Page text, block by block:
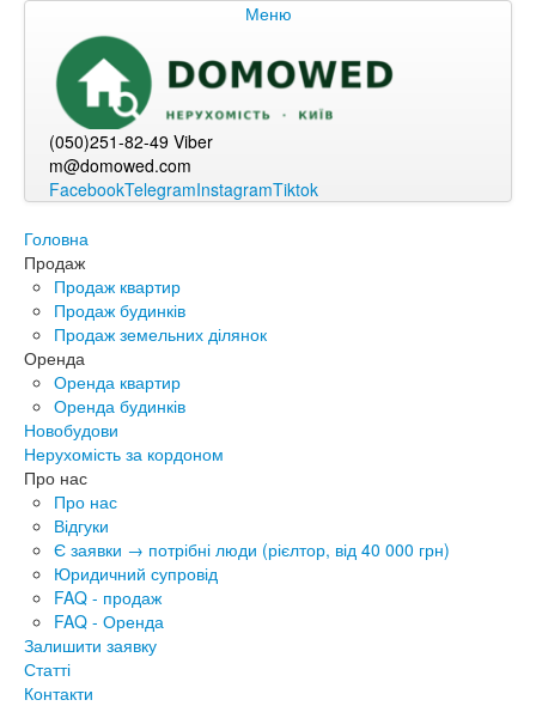
Меню
(050)251-82-49 Viber
m@domowed.com
FacebookTelegramInstagramTiktok
Головна
Продаж
Продаж квартир
Продаж будинків
Продаж земельних ділянок
Оренда
Оренда квартир
Оренда будинків
Новобудови
Нерухомість за кордоном
Про нас
Про нас
Відгуки
Є заявки → потрібні люди (рієлтор, від 40 000 грн)
Юридичний супровід
FAQ - продаж
FAQ - Оренда
Залишити заявку
Статті
Контакти